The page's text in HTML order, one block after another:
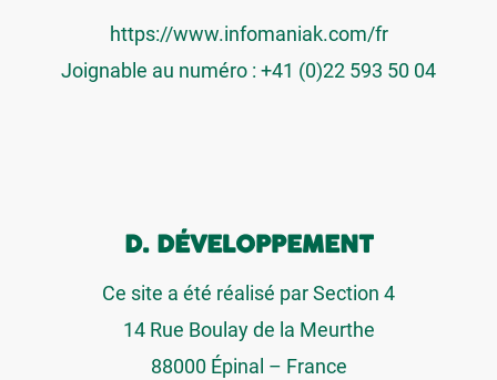
https://www.infomaniak.com/fr
Joignable au numéro : +41 (0)22 593 50 04
D. DÉVELOPPEMENT
Ce site a été réalisé par Section 4
14 Rue Boulay de la Meurthe
88000 Épinal – France